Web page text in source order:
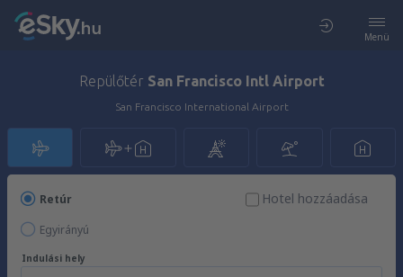
Menü
Repülőtér San Francisco Intl Airport
San Francisco International Airport
Retúr
Egyirányú
Hotel hozzáadása
Indulási hely